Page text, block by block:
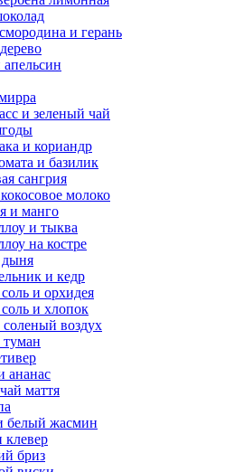
и герань
и зеленый чай
и кориандр
и базилик
сангрия
молоко
и манго
и тыква
на костре
и кедр
и орхидея
и хлопок
воздух
ананас
маття
белый жасмин
клевер
бриз